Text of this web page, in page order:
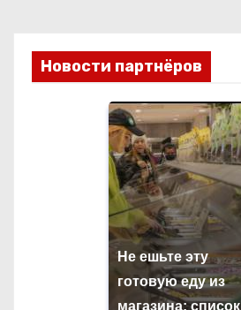
Новости партнёров
Не ешьте эту
готовую еду из
магазина: список